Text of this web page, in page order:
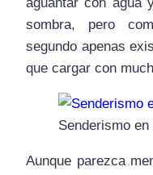
sombra, pero
segundo apenas
que cargar con
Senderismo
Aunque parezca